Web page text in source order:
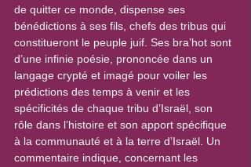
de quitter ce monde, dispense ses
bénédictions à ses fils, chefs des tribus qui
constitueront le peuple juif. Ses bra’hot sont
d’une infinie poésie, prononcée dans un
langage crypté et imagé pour voiler les
prédictions des temps à venir et les
spécificités de chaque tribu d’Israël, son
rôle dans l’histoire et son apport spécifique
à la communauté et à la terre d’Israël. Un
commentaire indique, concernant les